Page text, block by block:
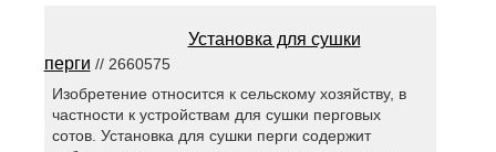
Установка для сушки
перги // 2660575
Изобретение относится к сельскому хозяйству, в
частности к устройствам для сушки перговых
сотов. Установка для сушки перги содержит